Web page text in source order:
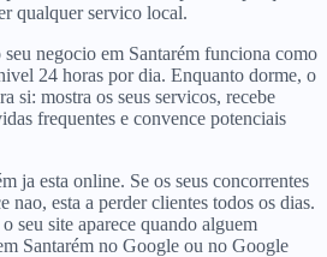
qualquer servico local.
negocio em Santarém funciona como
24 horas por dia. Enquanto dorme, o
si: mostra os seus servicos, recebe
frequentes e convence potenciais
ja esta online. Se os seus concorrentes
nao, esta a perder clientes todos os dias.
seu site aparece quando alguem
Santarém no Google ou no Google